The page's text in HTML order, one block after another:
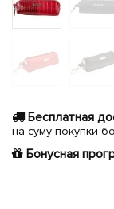
Бесплатная
на суму покупки
Бонусная